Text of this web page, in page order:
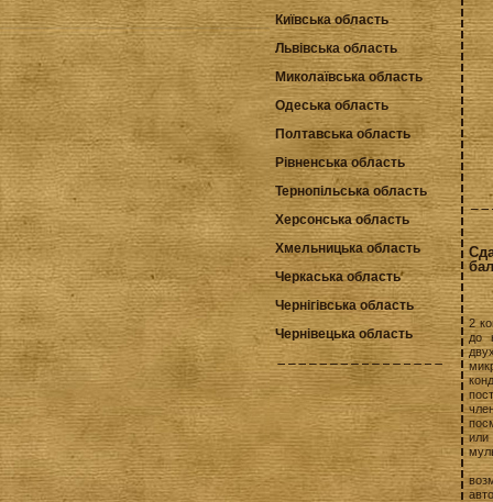
Київська область
Львівська область
Миколаївська область
Одеська область
Полтавська область
Рівненська область
Тернопільська область
Херсонська область
Хмельницька область
Черкаська область
Чернігівська область
Чернівецька область
2
до